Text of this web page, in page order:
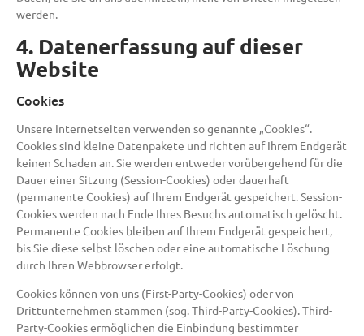
werden.
4. Datenerfassung auf dieser
Website
Cookies
Unsere Internetseiten verwenden so genannte „Cookies“.
Cookies sind kleine Datenpakete und richten auf Ihrem Endgerät
keinen Schaden an. Sie werden entweder vorübergehend für die
Dauer einer Sitzung (Session-Cookies) oder dauerhaft
(permanente Cookies) auf Ihrem Endgerät gespeichert. Session-
Cookies werden nach Ende Ihres Besuchs automatisch gelöscht.
Permanente Cookies bleiben auf Ihrem Endgerät gespeichert,
bis Sie diese selbst löschen oder eine automatische Löschung
durch Ihren Webbrowser erfolgt.
Cookies können von uns (First-Party-Cookies) oder von
Drittunternehmen stammen (sog. Third-Party-Cookies). Third-
Party-Cookies ermöglichen die Einbindung bestimmter